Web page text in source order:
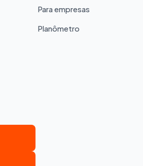
Para empresas
Planômetro